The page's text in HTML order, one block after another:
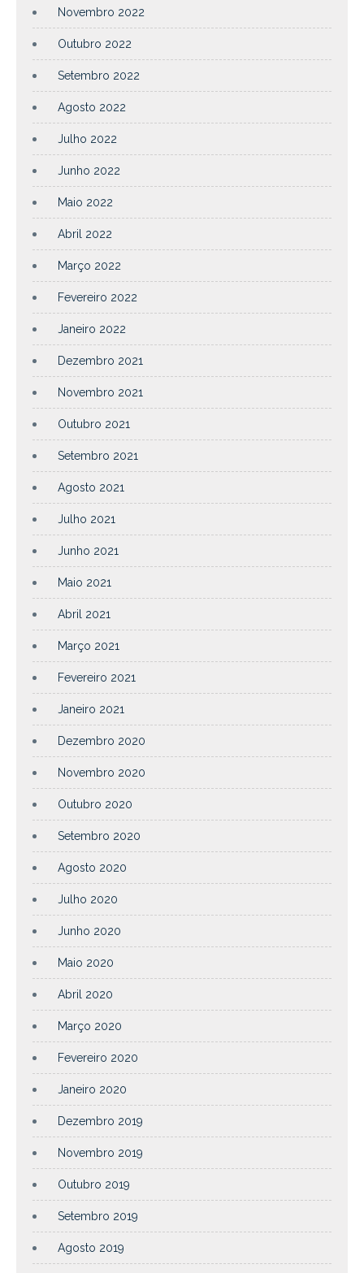
Novembro 2022
Outubro 2022
Setembro 2022
Agosto 2022
Julho 2022
Junho 2022
Maio 2022
Abril 2022
Março 2022
Fevereiro 2022
Janeiro 2022
Dezembro 2021
Novembro 2021
Outubro 2021
Setembro 2021
Agosto 2021
Julho 2021
Junho 2021
Maio 2021
Abril 2021
Março 2021
Fevereiro 2021
Janeiro 2021
Dezembro 2020
Novembro 2020
Outubro 2020
Setembro 2020
Agosto 2020
Julho 2020
Junho 2020
Maio 2020
Abril 2020
Março 2020
Fevereiro 2020
Janeiro 2020
Dezembro 2019
Novembro 2019
Outubro 2019
Setembro 2019
Agosto 2019